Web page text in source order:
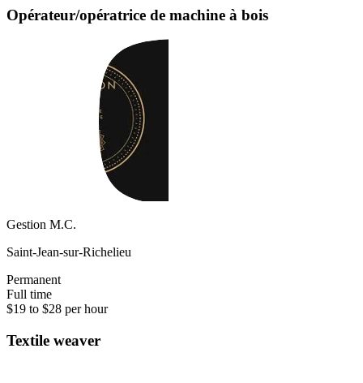
Opérateur/opératrice de machine à bois
Gestion M.C.
Saint-Jean-sur-Richelieu
Permanent
Full time
$19 to $28 per hour
Textile weaver